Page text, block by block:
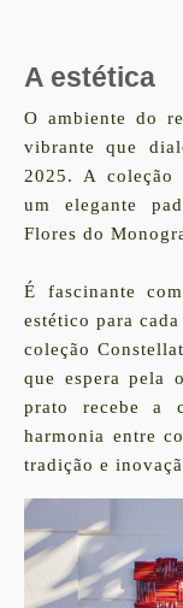
A estética
O ambiente do
vibrante que
2025. A coleção
um elegante
Flores do
É fascinante
estético para
coleção
que espera pela
prato recebe a
harmonia entre
tradição e